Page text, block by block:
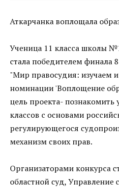
Аткарчанка воплощала
Ученица 11 класса школы
стала победителем финала
"Мир правосудия: изучаем
номинации 'Воплощение
цель проекта- познакомить
классов с основами
регулирующегося
механизм своих прав.
Организаторами конкурса
областной суд, Управление